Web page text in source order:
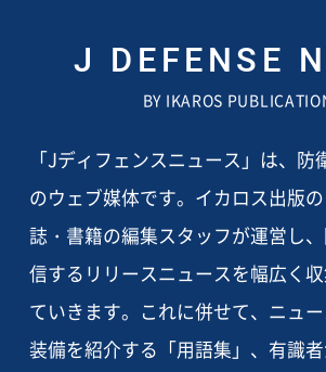
J DEFENSE
BY IKAROS
「Jディフェンスニュース」は、防
のウェブ媒体です。イカロス出版
誌・書籍の編集スタッフが運営し
信するリリースニュースを幅広く
ていきます。これに併せて、ニュ
装備を紹介する「用語集」、有識